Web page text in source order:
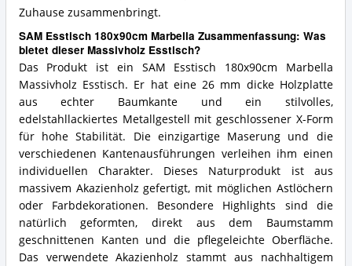
Zuhause zusammenbringt.
SAM Esstisch 180x90cm Marbella Zusammenfassung: Was
bietet dieser Massivholz Esstisch?
Das Produkt ist ein SAM Esstisch 180x90cm Marbella
Massivholz Esstisch. Er hat eine 26 mm dicke Holzplatte
aus echter Baumkante und ein stilvolles,
edelstahllackiertes Metallgestell mit geschlossener X-Form
für hohe Stabilität. Die einzigartige Maserung und die
verschiedenen Kantenausführungen verleihen ihm einen
individuellen Charakter. Dieses Naturprodukt ist aus
massivem Akazienholz gefertigt, mit möglichen Astlöchern
oder Farbdekorationen. Besondere Highlights sind die
natürlich geformten, direkt aus dem Baumstamm
geschnittenen Kanten und die pflegeleichte Oberfläche.
Das verwendete Akazienholz stammt aus nachhaltigem